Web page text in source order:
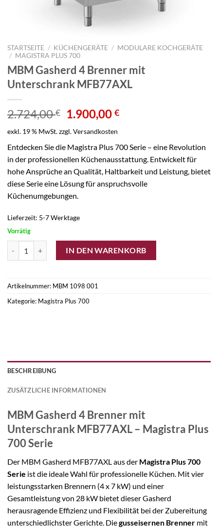
STARTSEITE / KÜCHENGERÄTE / MODULARE KOCHGERÄTE
/ MAGISTRA PLUS 700
MBM Gasherd 4 Brenner mit
Unterschrank MFB77AXL
2.724,00€
Ursprünglicher
war:
2.724,00 €
1.900,00€Aktueller
1.900,00 €.
exkl. 19 % MwSt.zzgl.Versandkosten
Entdecken Sie die Magistra Plus 700 Serie – eine Revolution
in der professionellen Küchenausstattung. Entwickelt für
hohe Ansprüche an Qualität, Haltbarkeit und Leistung, bietet
diese Serie eine Lösung für anspruchsvolle
Küchenumgebungen.
Lieferzeit: 5-7 Werktage
Vorrätig
IN DEN WARENKORB
Artikelnummer: MBM 1098 001
Kategorie: Magistra Plus 700
BESCHREIBUNG
ZUSÄTZLICHE INFORMATIONEN
MBM Gasherd 4 Brenner mit
Unterschrank MFB77AXL – Magistra Plus
700 Serie
Der MBM Gasherd MFB77AXL aus der Magistra Plus 700
Serie ist die ideale Wahl für professionelle Küchen. Mit vier
leistungsstarken Brennern (4 x 7 kW) und einer
Gesamtleistung von 28 kW bietet dieser Gasherd
herausragende Effizienz und Flexibilität bei der Zubereitung
unterschiedlichster Gerichte. Diegusseisernen Brenner mit